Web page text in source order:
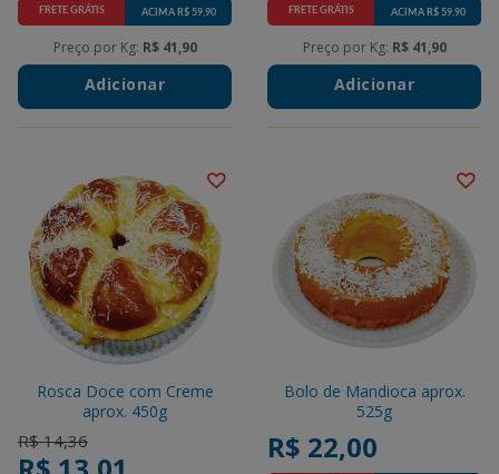
Promotions
FRETE GRÁTIS ACIMA R$ 59,90
Preço por Kg: R$ 41,90
Adicionar
Promotions
FRETE GRÁTIS ACIMA R$ 59,90
Preço por Kg: R$ 41,90
Adicionar
Rosca Doce com Creme
aprox. 450g
Price reduced from
R$ 14,36to
Bolo de Mandioca aprox.
525g
R$ 22,00